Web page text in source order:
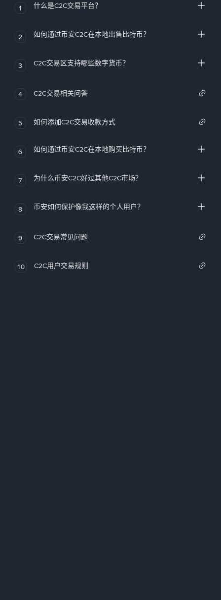
1 什么是C2C交易平台？
2 如何通过币安C2C在本地出售比特币？
3 C2C交易区支持哪些数字货币？
4 C2C交易相关问答
5 如何添加C2C交易收款方式
6 如何通过币安C2C在本地购买比特币？
7 为什么币安C2C好过其他C2C市场？
8 币安如何保护像我这样的个人用户？
9 C2C交易常见问题
10 C2C用户交易规则